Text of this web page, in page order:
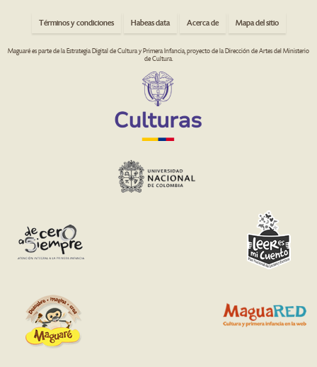
Términos y condiciones Habeas data Acerca de Mapa del sitio
Maguaré es parte de la Estrategia Digital de Cultura y Primera Infancia, proyecto de la Dirección de Artes del Ministerio
de Cultura.